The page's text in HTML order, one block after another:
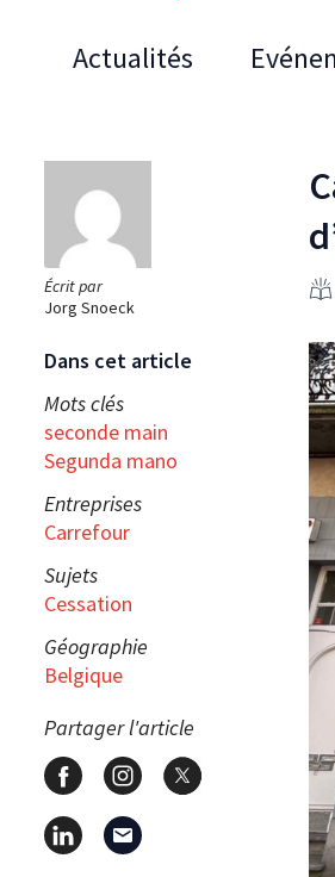
Actualités
Écrit par
Jorg Snoeck
Dans cet article
Mots clés
seconde main
Segunda mano
Entreprises
Carrefour
Sujets
Cessation
Géographie
Belgique
Partager l'article